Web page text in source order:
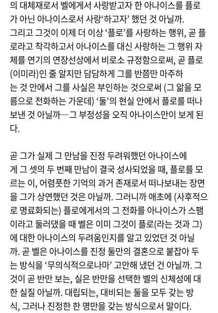
의 대체재로서 벨에게서 사랑받고자 한 아나이스를 플로
가 아닌 아나이스로서 사랑‘하고자’ 했던 것 아닐까.
그리고 그것이 이제 더 이상 ‘플로’를 사랑하는 행위, 곧 플
로라고 착각하고서 아나이스를 대신 사랑하는 그 행위 자
체를 연기의 연장선상에서 비로소 규정함으로써, 곧 플로
(이미라)인 줄 알지만 담담하게 그를 반쯤만 마주하
는 것 안에서 그를 사실은 부인하는 것으로써 (그 앎을 모
름으로 전화하는 가운데) ‘둘’의 현실 안에서 플로를 떠나
보낸 것 아닐까―그 부정성을 오직 아나이스만이 보게 된
다.
곧 그가 실제 그 만남을 진정 두려워했던 아나이스에
게 그 셋의 두 번째 만남이 결국 성사되었을 때, 플로를 모
르는 이, 어렴풋한 기억의 과거 존재로서 떠나보내는 장면
을 그가 상연했던 것은 아닐까. 그러니까 애초에 (사후적으
로 명료화되는) 플로에게서의 그 전화를 아나이스가 스팸
이라고 둘러댔을 때 벨은 이미 그것이 플로(라는 것과 그)
에 대한 아나이스의 두려움인지를 알고 있었던 것 아닐
까. 곧 벨은 아나이스를 진정 둘만의 결혼으로 붙잡아 두
는 방식을 ‘무의식적으로나마’ 고안해 냈던 건 아닐까. 그
것이 곧 반만 보는, 실은 반만을 선택한 벨의 신체성에 대
한 실질 아닐까. 대립되는, 대비되는 둘을 모두 갖는 방
식, 그러나 진정한 한 명만을 갖는 방식으로서 말이다.